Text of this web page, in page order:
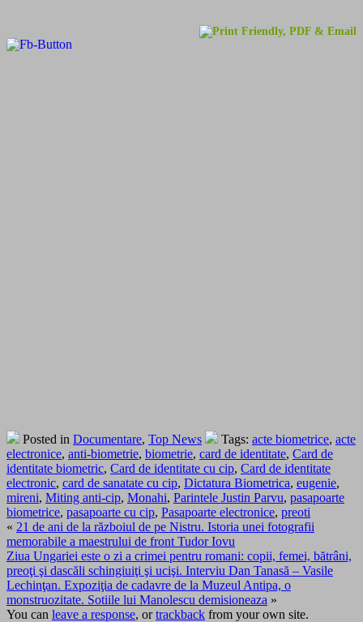
Posted in Documentare, Top News Tags: acte biometrice, acte
electronice, anti-biometrie, biometrie, card de identitate, Card de
identitate biometric, Card de identitate cu cip, Card de identitate
electronic, card de sanatate cu cip, Dictatura Biometrica, eugenie,
mireni, Miting anti-cip, Monahi, Parintele Justin Parvu, pasapoarte
biometrice, pasapoarte cu cip, Pasapoarte electronice, preoti
« 21 de ani de la războiul de pe Nistru. Istoria unei fotografii
memorabile a maestrului de front Tudor Iovu
Ziua Ungariei este o zi a crimei pentru romani: copii, femei, bătrâni,
preoţi şi dascăli schingiuiţi şi ucişi. Interviu Dan Tanasă – Vasile
Lechinţan. Expoziţia de cadavre de la Muzeul Antipa, o
monstruozitate. Sotiile lui Manolescu demisioneaza »
You can leave a response, ortrackback from your own site.